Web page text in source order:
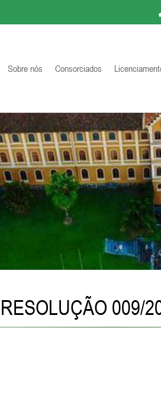
Sobre nós Consorciados
RESOLUÇÃO 009/